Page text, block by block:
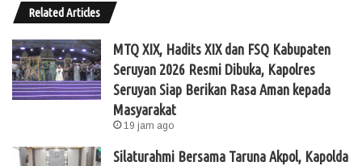
Related Articles
MTQ XIX, Hadits XIX dan FSQ Kabupaten
Seruyan 2026 Resmi Dibuka, Kapolres
Seruyan Siap Berikan Rasa Aman kepada
Masyarakat
19 jam ago
Silaturahmi Bersama Taruna Akpol, Kapolda